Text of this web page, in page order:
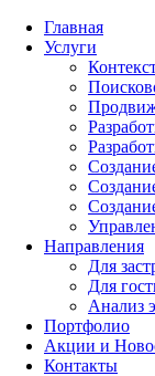
Главная
Услуги
Направления
Для
Для
Анализ
Портфолио
Акции и
Контакты